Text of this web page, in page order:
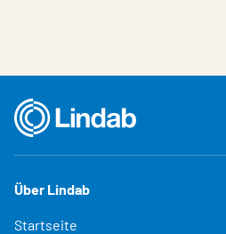
Über Lindab
Startseite